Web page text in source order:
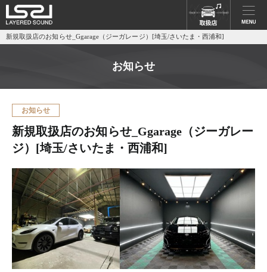
新規取扱店のお知らせ_Ggarage（ジーガレージ）[埼玉/さいたま・西浦和]
お知らせ
お知らせ
新規取扱店のお知らせ_Ggarage（ジーガレー
ジ）[埼玉/さいたま・西浦和]